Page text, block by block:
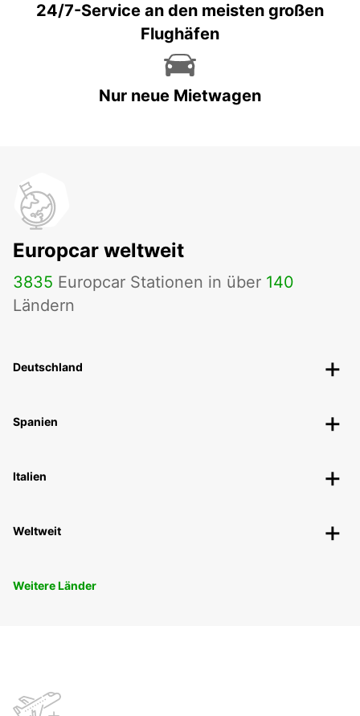
24/7-Service an den meisten großen
Flughäfen
Nur neue Mietwagen
Europcar weltweit
3835 Europcar Stationen in über 140
Ländern
Deutschland
Spanien
Italien
Weltweit
Weitere Länder